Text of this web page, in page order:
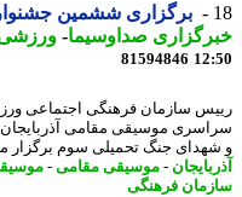
برگزاری ششمین جشنواره
صداوسیما-ورزشی-
81594846
سازمان فرهنگی اجتماعی
موسیقی مقامی آذربایجان
جنگ تحمیلی سوم برگزار می
-موسیقی مقامی-موسیقی-
فرهنگی